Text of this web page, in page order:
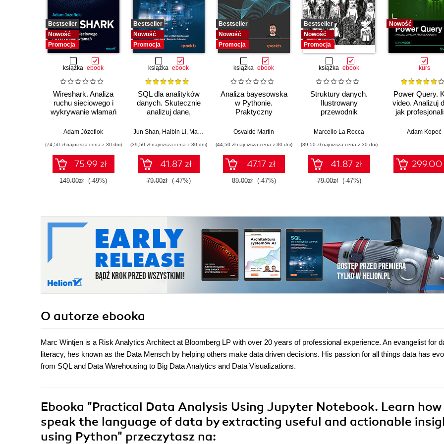
Bestseller
Nowość
Promocja
książka ebook
Wireshark. Analiza
ruchu sieciowego i
wykrywanie włamań
Adam Józefiok
(74,50 zł najniższa cena z 30 dni)
75.99 zł
149.00zł (-49%)
Bestseller
Nowość
Promocja
książka ebook
SQL dla analityków
danych. Skutecznie
analizuj dane,
wartościowe wnioski i
zaawansowany SQL
na potrzeby
praktycznych
zastosowań.
Wydanie IV
Jun Shan, Haibin Li, Matt Goldwasser ,Upom Malik,Benjamin Johnston
(39,50 zł najniższa cena z 30 dni)
41.87 zł
79.00zł (-47%)
Bestseller
Nowość
Promocja
książka ebook
Analiza bayesowska
w Pythonie.
Praktyczny
modelowaniu
Wydanie III
Osvaldo Martin
(44,50 zł najniższa cena z 30 dni)
47.17 zł
89.00zł (-47%)
Bestseller
Nowość
Promocja
książka ebook
Struktury danych.
Ilustrowany
przewodnik
Marcello La Rocca
(39,50 zł najniższa cena z 30 dni)
41.87 zł
79.00zł (-47%)
Nowość
kurs
Power Query.
video. Analizuj
jak
Adam Kopeć
299.00
O autorze ebooka
Marc Wintjen is a Risk Analytics Architect at Bloomberg LP with over 20 years of professional experience. An evangelist for
literacy, hes known as the Data Mensch by helping others make data driven decisions. His passion for all things data has
from SQL and Data Warehousing to Big Data Analytics and Data Visualizations.
Ebooka "Practical Data Analysis Using Jupyter Notebook. Learn
speak the language of data by extracting useful and actionable
using Python" przeczytasz na: